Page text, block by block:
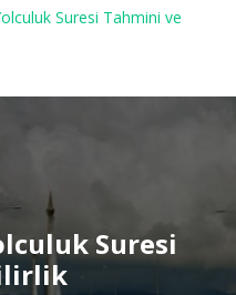
Suresi Tahmini ve
Suresi